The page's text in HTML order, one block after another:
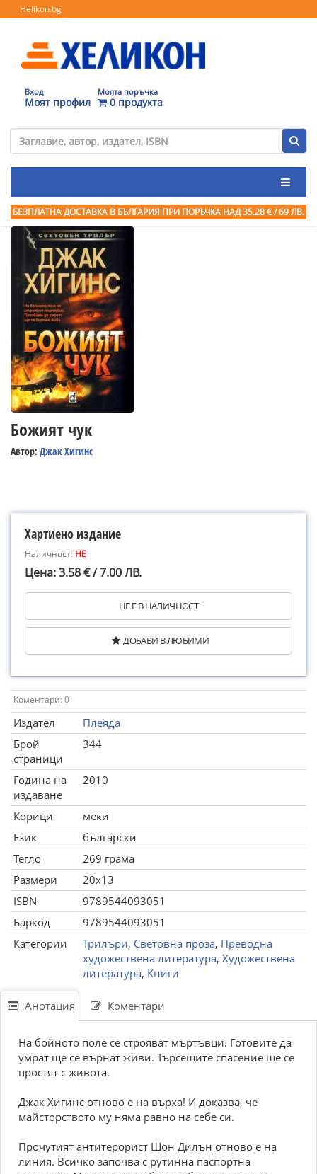
Helikon.bg
Вход
Моят профил
Моята поръчка
0 продукта
БЕЗПЛАТНА ДОСТАВКА В БЪЛГАРИЯ ПРИ ПОРЪЧКА НАД 35.28 € / 69 ЛВ.
Божият чук
Автор: Джак Хигинс
Хартиено издание
Наличност: НЕ
Цена: 3.58 € / 7.00 ЛВ.
НЕ Е В НАЛИЧНОСТ
ДОБАВИ В ЛЮБИМИ
Коментари: 0
Издател
Плеяда
Брой
страници
344
Година на
издаване
2010
Корици
меки
Език
български
Тегло
269 грама
Размери
20x13
ISBN
9789544093051
Баркод
9789544093051
Категории
Трилъри, Световна проза, Преводна
художествена литература, Художествена
литература, Книги
Анотация Коментари
На бойното поле се строяват мъртъвци. Готовите да
умрат ще се върнат живи. Търсещите спасение ще се
простят с живота.
Джак Хигинс отново е на върха! И доказва, че
майсторството му няма равно на себе си.
Прочутият антитерорист Шон Дилън отново е на
линия. Всичко започва с рутинна паспортна